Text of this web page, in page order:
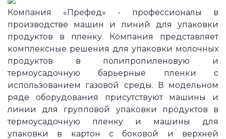
Компания «Префед» - профессионалы в
производстве машин и линий для упаковки
продуктов в пленку. Компания представляет
комплексные решения для упаковки молочных
продуктов в полипропиленовую и
термоусадочную барьерные пленки с
использованием газовой среды. В модельном
ряде оборудования присутствуют машины и
линии для групповой упаковки продуктов в
термоусадочную пленку и машины для
упаковки в картон с боковой и верхней